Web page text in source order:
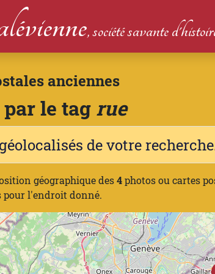
, société savante
anciennes
le tag rue
de votre
géographique des4photos ou cartes
pour l'endroit donné.